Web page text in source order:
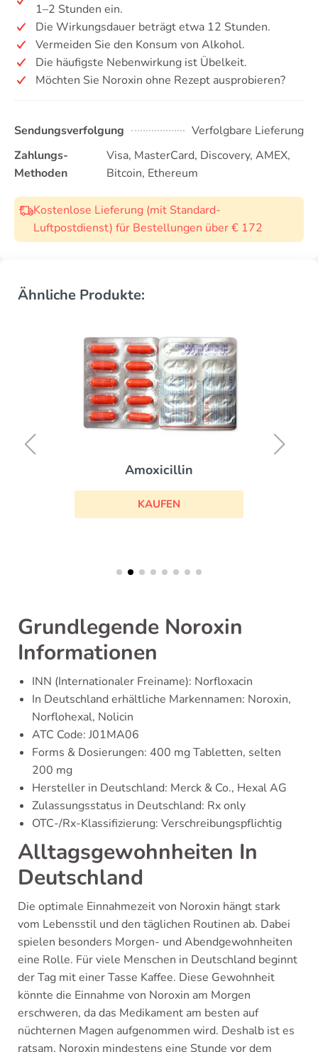
1–2 Stunden ein.
Die Wirkungsdauer beträgt etwa 12 Stunden.
Vermeiden Sie den Konsum von Alkohol.
Die häufigste Nebenwirkung ist Übelkeit.
Möchten Sie Noroxin ohne Rezept ausprobieren?
Sendungsverfolgung
Verfolgbare Lieferung
Zahlungs-
Methoden
Visa, MasterCard, Discovery, AMEX,
Bitcoin, Ethereum
Kostenlose Lieferung (mit Standard-
Luftpostdienst) für Bestellungen über € 172
Ähnliche Produkte:
Amoxicillin
KAUFEN
Grundlegende Noroxin
Informationen
INN (Internationaler Freiname): Norfloxacin
In Deutschland erhältliche Markennamen: Noroxin,
Norflohexal, Nolicin
ATC Code: J01MA06
Forms & Dosierungen: 400 mg Tabletten, selten
200 mg
Hersteller in Deutschland: Merck & Co., Hexal AG
Zulassungsstatus in Deutschland: Rx only
OTC-/Rx-Klassifizierung: Verschreibungspflichtig
Alltagsgewohnheiten In
Deutschland
Die optimale Einnahmezeit von Noroxin hängt stark
vom Lebensstil und den täglichen Routinen ab. Dabei
spielen besonders Morgen- und Abendgewohnheiten
eine Rolle. Für viele Menschen in Deutschland beginnt
der Tag mit einer Tasse Kaffee. Diese Gewohnheit
könnte die Einnahme von Noroxin am Morgen
erschweren, da das Medikament am besten auf
nüchternen Magen aufgenommen wird. Deshalb ist es
ratsam, Noroxin mindestens eine Stunde vor dem